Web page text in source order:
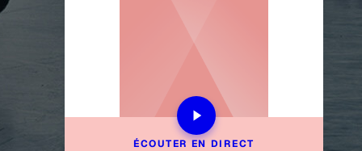
ÉCOUTER EN DIRECT